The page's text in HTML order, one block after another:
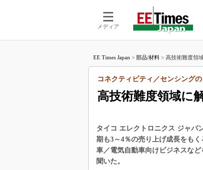
メディア
電池
EE Times Japan > 部品/材料 > 高技術難度領
高技術難度領域
コネクティビティ／センシング
タイコ エレクトロニクス ジャパ
期も3～4％の売り上げ成長をも
車／電気自動車向けビジネスな
聞いた。